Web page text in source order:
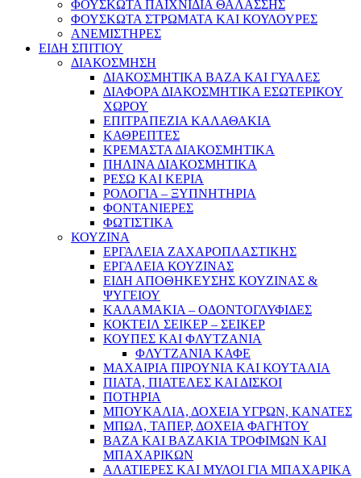
ΦΟΥΣΚΩΤΑ ΠΑΙΧΝΙΔΙΑ ΘΑΛΑΣΣΗΣ
ΦΟΥΣΚΩΤΑ ΣΤΡΩΜΑΤΑ ΚΑΙ ΚΟΥΛΟΥΡΕΣ
ΑΝΕΜΙΣΤΗΡΕΣ
ΕΙΔΗ ΣΠΙΤΙΟΥ
ΔΙΑΚΟΣΜΗΣΗ
ΔΙΑΚΟΣΜΗΤΙΚΑ ΒΑΖΑ ΚΑΙ ΓΥΑΛΕΣ
ΔΙΑΦΟΡΑ ΔΙΑΚΟΣΜΗΤΙΚΑ ΕΣΩΤΕΡΙΚΟΥ
ΧΩΡΟΥ
ΕΠΙΤΡΑΠΕΖΙΑ ΚΑΛΑΘΑΚΙΑ
ΚΑΘΡΕΠΤΕΣ
ΚΡΕΜΑΣΤΑ ΔΙΑΚΟΣΜΗΤΙΚΑ
ΠΗΛΙΝΑ ΔΙΑΚΟΣΜΗΤΙΚΑ
ΡΕΣΩ ΚΑΙ ΚΕΡΙΑ
ΡΟΛΟΓΙΑ – ΞΥΠΝΗΤΗΡΙΑ
ΦΟΝΤΑΝΙΕΡΕΣ
ΦΩΤΙΣΤΙΚΑ
ΚΟΥΖΙΝΑ
ΕΡΓΑΛΕΙΑ ΖΑΧΑΡΟΠΛΑΣΤΙΚΗΣ
ΕΡΓΑΛΕΙΑ ΚΟΥΖΙΝΑΣ
ΕΙΔΗ ΑΠΟΘΗΚΕΥΣΗΣ ΚΟΥΖΙΝΑΣ &
ΨΥΓΕΙΟΥ
ΚΑΛΑΜΑΚΙΑ – ΟΔΟΝΤΟΓΛΥΦΙΔΕΣ
ΚΟΚΤΕΙΛ ΣΕΙΚΕΡ – ΣΕΙΚΕΡ
ΚΟΥΠΕΣ ΚΑΙ ΦΛΥΤΖΑΝΙΑ
ΦΛΥΤΖΑΝΙΑ ΚΑΦΕ
ΜΑΧΑΙΡΙΑ ΠΙΡΟΥΝΙΑ ΚΑΙ ΚΟΥΤΑΛΙΑ
ΠΙΑΤΑ, ΠΙΑΤΕΛΕΣ ΚΑΙ ΔΙΣΚΟΙ
ΠΟΤΗΡΙΑ
ΜΠΟΥΚΑΛΙΑ, ΔΟΧΕΙΑ ΥΓΡΩΝ, ΚΑΝΑΤΕΣ
ΜΠΩΛ, ΤΑΠΕΡ, ΔΟΧΕΙΑ ΦΑΓΗΤΟΥ
ΒΑΖΑ ΚΑΙ ΒΑΖΑΚΙΑ ΤΡΟΦΙΜΩΝ ΚΑΙ
ΜΠΑΧΑΡΙΚΩΝ
ΑΛΑΤΙΕΡΕΣ ΚΑΙ ΜΥΛΟΙ ΓΙΑ ΜΠΑΧΑΡΙΚΑ